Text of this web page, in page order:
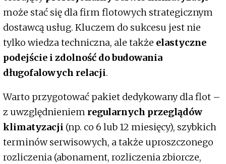
może stać się dla firm flotowych strategicznym
dostawcą usług. Kluczem do sukcesu jest nie
tylko wiedza techniczna, ale także elastyczne
podejście i zdolność do budowania
długofalowych relacji.
Warto przygotować pakiet dedykowany dla flot –
z uwzględnieniem regularnych przeglądów
klimatyzacji (np. co 6 lub 12 miesięcy), szybkich
terminów serwisowych, a także uproszczonego
rozliczenia (abonament, rozliczenia zbiorcze,